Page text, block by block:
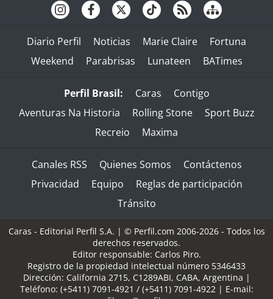
Diario Perfil Noticias Marie Claire
Fortuna
Weekend
Parabrisas Lunateen BATimes
Perfil Brasil: Caras
Contigo
Aventuras Na Historia
Rolling Stone
Sport Buzz
Recreio
Maxima
Canales RSS Quienes Somos
Contáctenos
Privacidad
Equipo
Reglas de participación
Tránsito
Caras - Editorial Perfil S.A. | © Perfil.com 2006-2026 - Todos los
derechos reservados.
Editor responsable: Carlos Piro.
Registro de la propiedad intelectual número 5346433
Dirección: California 2715, C1289ABI, CABA, Argentina |
Teléfono: (+5411) 7091-4921 / (+5411) 7091-4922 | E-mail: